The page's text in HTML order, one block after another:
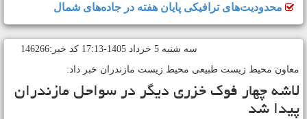
محدودیت‌های ترافیکی پایان هفته در جاده‌های شمال
سه شنبه 5 خرداد 1405-17:13 کد خبر:146266
محیط زیست طبیعی محیط زیست مازندران خبر داد:
چهار فوک‌ خزری دیگر در سواحل مازندران
شد